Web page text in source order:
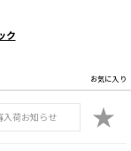
ク
お気に入り
入荷お知らせ ★